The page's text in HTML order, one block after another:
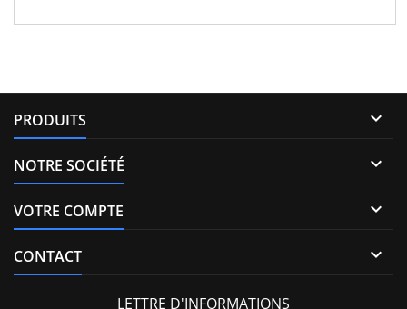
PRODUITS 
NOTRE SOCIÉTÉ 
VOTRE COMPTE 
CONTACT 
LETTRE D'INFORMATIONS